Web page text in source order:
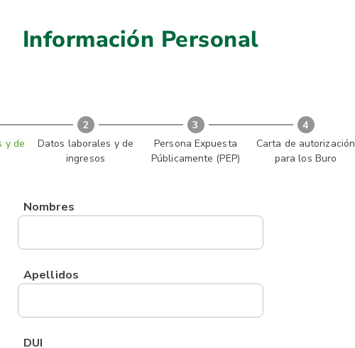
Información Personal
y de
2
Datos laborales y de
ingresos
3
Persona Expuesta
Públicamente (PEP)
4
Carta de autorización
para los Buro
Nombres
Apellidos
DUI